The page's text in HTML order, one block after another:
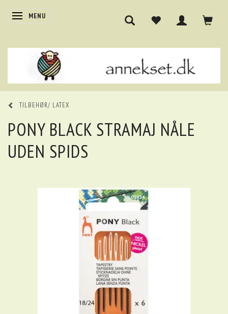
SKIFTE NAVIGATION
MENU
TILBEHØR/ LATEX
PONY BLACK STRAMAJ NÅLE
UDEN SPIDS